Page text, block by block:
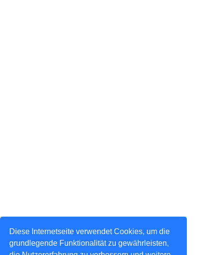
Diese Internetseite verwendet Cookies, um die
grundlegende Funktionalität zu gewährleisten,